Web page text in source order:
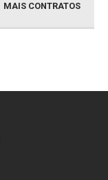
MAIS CONTRATOS